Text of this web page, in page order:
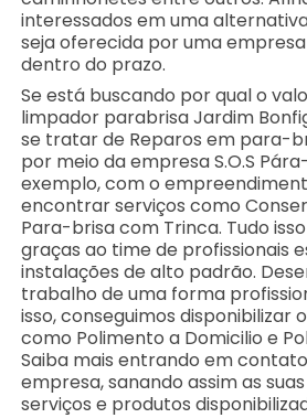
interessados em uma
seja oferecida por uma
dentro do prazo.
Se está buscando por qual o
limpador parabrisa Jardim
se tratar de Reparos em para-
por meio da empresa S.O.S
exemplo, com o
encontrar serviços como
Para-brisa com Trinca. Tudo
graças ao time de profissionais
instalações de alto padrão.
trabalho de uma forma
isso, conseguimos disponibilizar
como Polimento a Domicilio e
Saiba mais entrando em
empresa, sanando assim as
serviços e produtos